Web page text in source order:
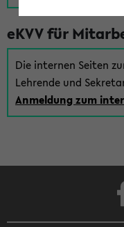
eKVV für
Die internen Seiten
Lehrende und
Anmeldung zum